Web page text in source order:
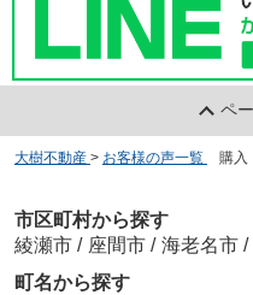
ペ
大樹不動産 > お客様の声一覧 購
市区町村から探す
綾瀬市 / 座間市 / 海老名市 /
町名から探す